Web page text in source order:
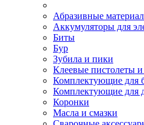
Абразивные
Аккумуляторы для
Биты
Бур
Зубила и пики
Клеевые пистолеты
Комплектующие для
Комплектующие для
Коронки
Масла и смазки